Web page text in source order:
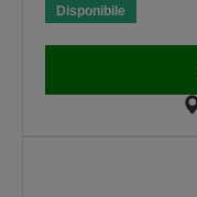
Disponibile